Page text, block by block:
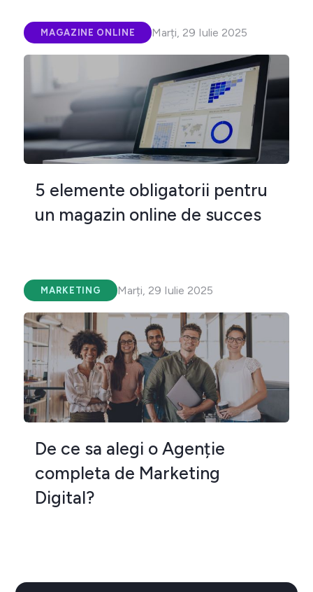
MAGAZINE ONLINE Marți, 29 Iulie 2025
5 elemente obligatorii pentru
un magazin online de succes
MARKETING Marți, 29 Iulie 2025
De ce sa alegi o Agenție
completa de Marketing
Digital?